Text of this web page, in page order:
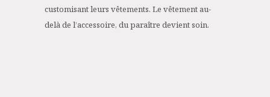
customisant leurs vêtements. Le vêtement au-
delà de l’accessoire, du paraître devient soin.